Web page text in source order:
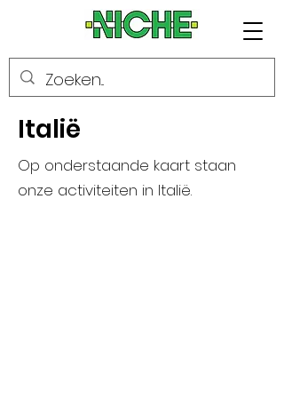
Italië
Op onderstaande kaart staan
onze activiteiten in Italië.